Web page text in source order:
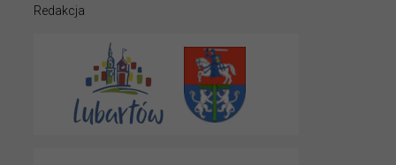
Redakcja